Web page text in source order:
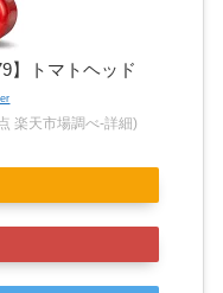
】トマトヘッド
楽天市場調べ-詳細)